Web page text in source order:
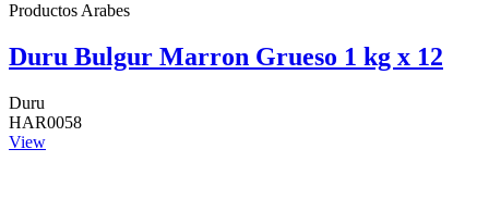
Productos Arabes
Duru Bulgur Marron Grueso 1 kg x 12
Duru
HAR0058
View